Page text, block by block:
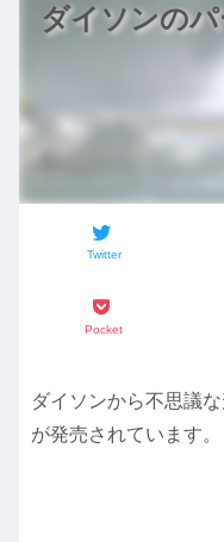
ダイソンの
Twitter
Pocket
ダイソンから不思議
が発売されています。